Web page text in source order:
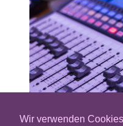
Wir verwenden